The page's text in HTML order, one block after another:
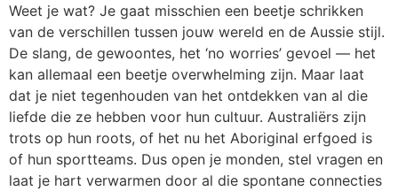
Weet je wat? Je gaat misschien een beetje schrikken
van de verschillen tussen jouw wereld en de Aussie stijl.
De slang, de gewoontes, het ‘no worries’ gevoel — het
kan allemaal een beetje overwhelming zijn. Maar laat
dat je niet tegenhouden van het ontdekken van al die
liefde die ze hebben voor hun cultuur. Australiërs zijn
trots op hun roots, of het nu het Aboriginal erfgoed is
of hun sportteams. Dus open je monden, stel vragen en
laat je hart verwarmen door al die spontane connecties